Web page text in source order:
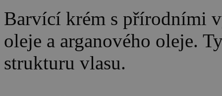
Barvící krém s přírodními
oleje a arganového oleje.
strukturu vlasu.